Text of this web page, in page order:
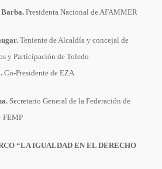
Barba. Presidenta Nacional de AFAMMER
Teniente de Alcaldía y concejal de
y Participación de Toledo
Co-Presidente de EZA
Secretario General de la Federación de
FEMP
“LA IGUALDAD EN EL DERECHO